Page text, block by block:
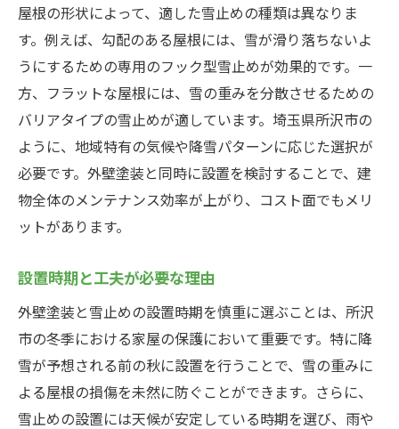
屋根の形状によって、適した雪止めの種類は異なりま
す。例えば、勾配のある屋根には、雪が滑り落ちないよ
うにするための専用のフック型雪止めが効果的です。一
方、フラットな屋根には、雪の重みを分散させるための
バリアタイプの雪止めが適しています。埼玉県所沢市の
ように、地域特有の気候や降雪パターンに応じた選択が
必要です。外壁塗装と同時に設置を検討することで、建
物全体のメンテナンス効率が上がり、コスト面でもメリ
ットがあります。
設置時期と工夫が必要な理由
外壁塗装と雪止めの設置時期を慎重に選ぶことは、所沢
市の冬季における家屋の保護において重要です。特に降
雪が予想される前の秋に設置を行うことで、雪の重みに
よる屋根の損傷を未然に防ぐことができます。さらに、
雪止めの設置には天候が安定している時期を選び、雨や